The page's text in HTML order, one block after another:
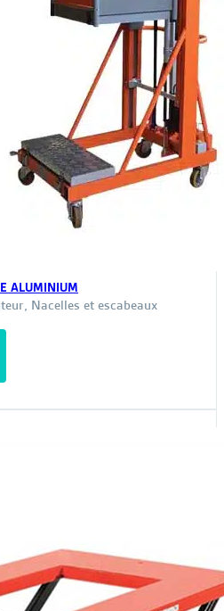
produit
ALUMINIUM
, Nacelles et escabeaux